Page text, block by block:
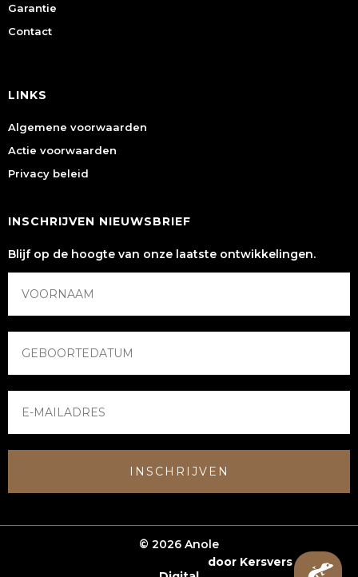
Garantie
Contact
LINKS
Algemene voorwaarden
Actie voorwaarden
Privacy beleid
INSCHRIJVEN NIEUWSBRIEF
Blijf op de hoogte van onze laatste ontwikkelingen.
INSCHRIJVEN
© 2026 Anole
door Kersvers